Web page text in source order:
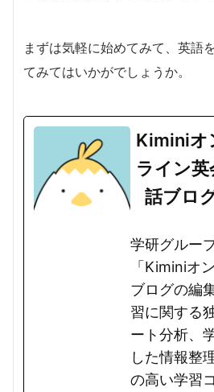
まずは気軽に始めてみて、英語
てみてはいかがでしょうか。
Kiminiオ
ライン英
話ブロ
学研グルー
「Kiminiオ
ブログの編
習に関する
ート分析、
した情報整
の高い学習